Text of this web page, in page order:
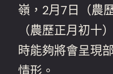
嶺，2月7日（農
（農歷正月初十
時能夠將會呈現